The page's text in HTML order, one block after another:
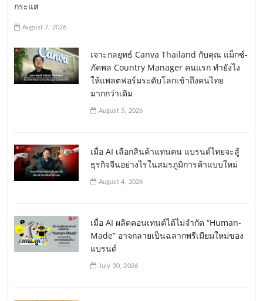
กระแส
August 7, 2026
เจาะกลยุทธ์ Canva Thailand กับคุณ แม็กซ์-
ภัคพล Country Manager คนแรก ทำยังไง
ให้แพลตฟอร์มระดับโลกเข้าถึงคนไทย
มากกว่าเดิม
August 5, 2026
เมื่อ AI เลือกสินค้าแทนคน แบรนด์ไทยจะสู้
ธุรกิจจีนอย่างไรในสมรภูมิการค้าแบบใหม่
August 4, 2026
เมื่อ AI ผลิตคอนเทนต์ได้ไม่จำกัด “Human-
Made” อาจกลายเป็นฉลากพรีเมียมใหม่ของ
แบรนด์
July 30, 2026